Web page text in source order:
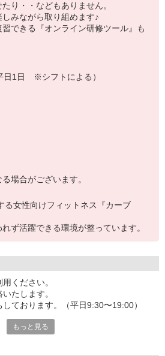
り・・などもありません。
みながら取り組めます♪
できる『オンライン研修ツール』も
日1日 ※シフトによる）
場合がございます。
る女性向けフィットネス『カーブ
ず活躍できる環境が整っています。
ください。
たします。
ております。（平日9:30〜19:00）
・1次面接⇒2次面接⇒入社
もっと見る